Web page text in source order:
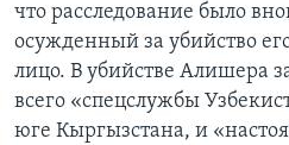
что расследование было
осужденный за убийство
лицо. В убийстве Алишера
всего «спецслужбы
юге Кыргызстана, и